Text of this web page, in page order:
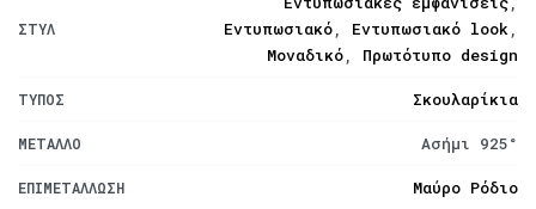
ΣΤΥΛ
Εντυπωσιακό
Εντυπωσιακό look
Μοναδικό
Πρωτότυπο design
ΤΎΠΟΣ Σκουλαρίκια
ΜΈΤΑΛΛΟ Ασήμι 925°
ΕΠΙΜΕΤΆΛΛΩΣΗ Μαύρο Ρόδιο